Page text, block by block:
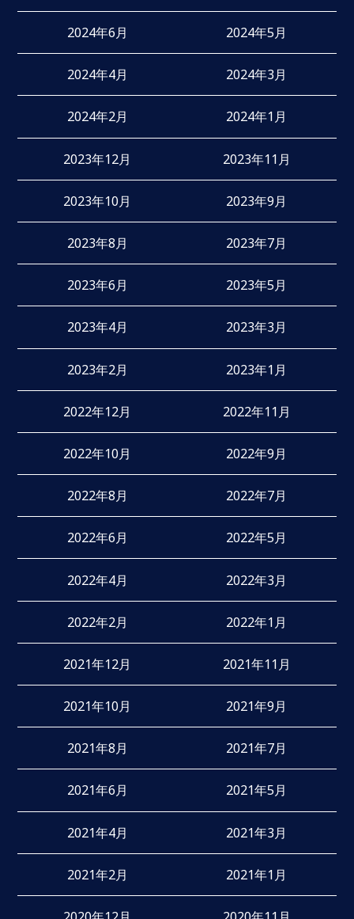
2024年6月 2024年5月
2024年4月 2024年3月
2024年2月 2024年1月
2023年12月 2023年11月
2023年10月 2023年9月
2023年8月 2023年7月
2023年6月 2023年5月
2023年4月 2023年3月
2023年2月 2023年1月
2022年12月 2022年11月
2022年10月 2022年9月
2022年8月 2022年7月
2022年6月 2022年5月
2022年4月 2022年3月
2022年2月 2022年1月
2021年12月 2021年11月
2021年10月 2021年9月
2021年8月 2021年7月
2021年6月 2021年5月
2021年4月 2021年3月
2021年2月 2021年1月